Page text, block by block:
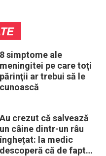
8 simptome ale
meningitei pe care toţi
părinţii ar trebui să le
cunoască
Au crezut că salvează
un câine dintr-un râu
înghețat: la medic
descoperă că de fapt